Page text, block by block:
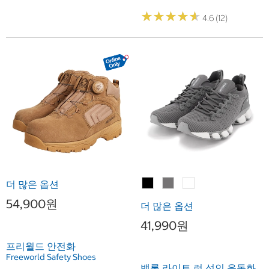
★★★★★
★★★★★ 4.6 (12)
더 많은 옵션
54,900원
프리월드 안전화
Freeworld Safety Shoes
더 많은 옵션
41,990원